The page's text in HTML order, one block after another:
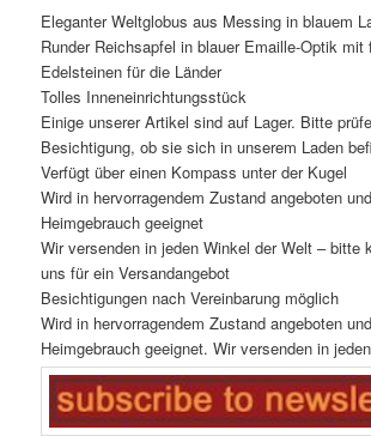
Eleganter Weltglobus aus Messing in blauem
Runder Reichsapfel in blauer Emaille-Optik mit
Edelsteinen für die Länder
Tolles Inneneinrichtungsstück
Einige unserer Artikel sind auf Lager. Bitte
Besichtigung, ob sie sich in unserem Laden
Verfügt über einen Kompass unter der Kugel
Wird in hervorragendem Zustand angeboten
Heimgebrauch geeignet
Wir versenden in jeden Winkel der Welt – bitte
uns für ein Versandangebot
Besichtigungen nach Vereinbarung möglich
Wird in hervorragendem Zustand angeboten
Heimgebrauch geeignet. Wir versenden in